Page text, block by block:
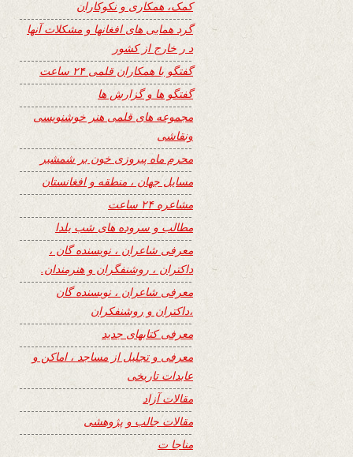
کمک، همکاری و نکوکاران
گرد همایی های افغانها و مشکلات آنها
د ر خارج از کشور
گفتگو با همکاران قلمی ۲۴ ساعت
گفتگو ها و گزارش ها
مجموعه های قلمی هنر خوشنویسی
ونقاشی
محرم ماه پیروزی خون بر شمشیر
مسایل جهان ، منطقه و افغانستان
مشاعره ۲۴ ساعت
مطالب و سروده های شب یلدا
معرفی شاعران ، نویسنده گان ،
داکتران ، روشنفگران و هنرمندان.
معرفی شاعران ، نویسنده گان
،داکتران و روشنفکران
معرفی کتابهای جدید
معرفی و تجلیل از مساجد ، اماکن و
عابدات تاریخی
مقالات آزاد
مقالات جالب و پژوهشی
مناجا ت